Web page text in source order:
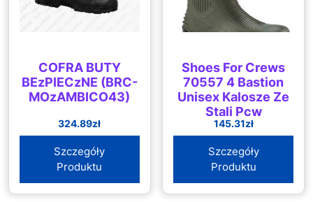
COFRA BUTY
BEzPIECzNE (BRC-
MOzAMBICO43)
324.89zł
Szczegóły
Produktu
Shoes For Crews
70557 4 Bastion
Unisex Kalosze Ze
Stali Pcw
Wellington
Antypoślizgowe
145.31zł
Szczegóły
Produktu